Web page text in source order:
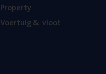
Pro­per­ty
Voer­tuig& vloot